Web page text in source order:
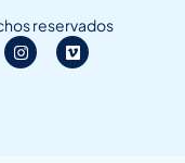
reservados